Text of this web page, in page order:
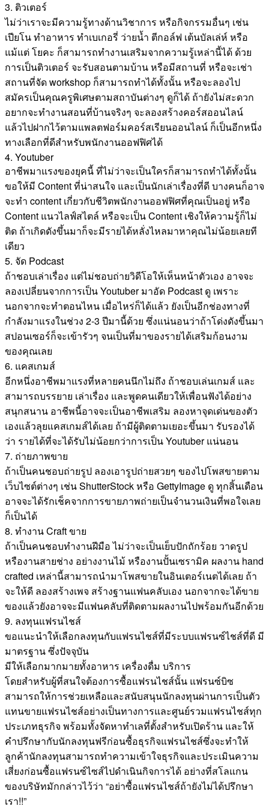
3. ติวเตอร์
ไม่ว่าเราจะมีความรู้ทางด้านวิชาการ หรือกิจกรรมอื่นๆ เช่น
เปียโน ทำอาหาร ทำเบเกอรี่ ว่ายน้ำ ตีกอล์ฟ เต้นบัลเล่ห์ หรือ
แม้แต่ โยคะ ก็สามารถทำงานเสริมจากความรู้เหล่านี้ได้ ด้วย
การเป็นติวเตอร์ จะรับสอนตามบ้าน หรือมีสถานที่ หรือจะเช่า
สถานที่จัด workshop ก็สามารถทำได้ทั้งนั้น หรือจะลองไป
สมัครเป็นคุณครูพิเศษตามสถาบันต่างๆ ดูก็ได้ ถ้ายังไม่สะดวก
อยากจะทำงานสอนที่บ้านจริงๆ จะลองสร้างคอร์สออนไลน์
แล้วไปฝากไว้ตามแพลตฟอร์มคอร์สเรียนออนไลน์ ก็เป็นอีกหนึ่ง
ทางเลือกที่ดีสำหรับพนักงานออฟฟิศได้
4. Youtuber
อาชีพมาแรงของยุคนี้ ที่ไม่ว่าจะเป็นใครก็สามารถทำได้ทั้งนั้น
ขอให้มี Content ที่น่าสนใจ และเป็นนักเล่าเรื่องที่ดี บางคนก็อาจ
จะทำ content เกี่ยวกับชีวิตพนักงานออฟฟิศที่คุณเป็นอยู่ หรือ
Content แนวไลฟ์สไตล์ หรือจะเป็น Content เชิงให้ความรู้ก็ไม่
ติด ถ้าเกิดดังขึ้นมาก็จะมีรายได้หลั่งไหลมาหาคุณไม่น้อยเลยที
เดียว
5. จัด Podcast
ถ้าชอบเล่าเรื่อง แต่ไม่ชอบถ่ายวิดีโอให้เห็นหน้าตัวเอง อาจจะ
ลองเปลี่ยนจากการเป็น Youtuber มาอัด Podcast ดู เพราะ
นอกจากจะทำตอนไหน เมื่อไหร่ก็ได้แล้ว ยังเป็นอีกช่องทางที่
กำลังมาแรงในช่วง 2-3 ปีมานี้ด้วย ซึ่งแน่นอนว่าถ้าโด่งดังขึ้นมา
สปอนเซอร์ก็จะเข้ารัวๆ จนเป็นที่มาของรายได้เสริมก้อนงาม
ของคุณเลย
6. แคสเกมส์
อีกหนึ่งอาชีพมาแรงที่หลายคนนึกไม่ถึง ถ้าชอบเล่นเกมส์ และ
สามารถบรรยาย เล่าเรื่อง และพูดคนเดียวให้เพื่อนฟังได้อย่าง
สนุกสนาน อาชีพนี้อาจจะเป็นอาชีพเสริม ลองหาจุดเด่นของตัว
เองแล้วลุยแคสเกมส์ได้เลย ถ้ามีผู้ติดตามเยอะขึ้นมา รับรองได้
ว่า รายได้ที่จะได้รับไม่น้อยกว่าการเป็น Youtuber แน่นอน
7. ถ่ายภาพขาย
ถ้าเป็นคนชอบถ่ายรูป ลองเอารูปถ่ายสวยๆ ของไปโพสขายตาม
เว็บไซต์ต่างๆ เช่น ShutterStock หรือ GettyImage ดู ทุกสิ้นเดือน
อาจจะได้รักเช็คจากการขายภาพถ่ายเป็นจำนวนเงินที่พอใจเลย
ก็เป็นได้
8. ทำงาน Craft ขาย
ถ้าเป็นคนชอบทำงานฝีมือ ไม่ว่าจะเป็นเย็บปักถักร้อย วาดรูป
หรืองานสายช่าง อย่างงานไม้ หรืองานปั้นเซรามิค ผลงาน hand
crafted เหล่านี้สามารถนำมาโพสขายในอินเตอร์เนตได้เลย ถ้า
จะให้ดี ลองสร้างเพจ สร้างฐานแฟนคลับเอง นอกจากจะได้ขาย
ของแล้วยังอาจจะมีแฟนคลับที่ติดตามผลงานไปพร้อมกันอีกด้วย
9. ลงทุนแฟรนไชส์
ขอแนะนำให้เลือกลงทุนกับแฟรนไชส์ที่มีระบบแฟรนซ์ไชส์ที่ดี มี
มาตรฐาน ซึ่งปัจจุบัน
มีให้เลือกมากมายทั้งอาหาร เครื่องดื่ม บริการ
โดยสำหรับผู้ที่สนใจต้องการซื้อแฟรนไชส์นั้น แฟรนซ์บิซ
สามารถให้การช่วยเหลือและสนับสนุนนักลงทุนผ่านการเป็นตัว
แทนขายแฟรนไชส์อย่างเป็นทางการและศูนย์รวมแฟรนไชส์ทุก
ประเภทธุรกิจ พร้อมทั้งจัดหาทำเลที่ตั้งสำหรับเปิดร้าน และให้
คำปรึกษากับนักลงทุนฟรีก่อนซื้อธุรกิจแฟรนไชส์ซึ่งจะทำให้
ลูกค้านักลงทุนสามารถทำความเข้าใจธุรกิจและประเมินความ
เสี่ยงก่อนซื้อแฟรนซ์ไซส์ไปดำเนินกิจการได้ อย่างที่สโลแกน
ของบริษัทมักกล่าวไว้ว่า “อย่าซื้อแฟรนไชส์ถ้ายังไม่ได้ปรึกษา
เรา!!”